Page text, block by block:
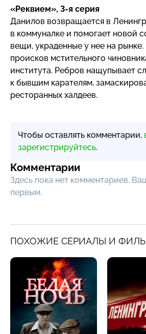
«Реквием», 3-я серия
Данилов возвращается в
в коммуналке и помогает новой
вещи, украденные у нее на
происков мстительного
института. Ребров нащупывает
к бывшим карателям,
ресторанных халдеев.
Чтобы оставлять комментарии,
зарегистрируйтесь.
Комментарии
Здесь пока нет комментариев,
первым.
ПОХОЖИЕ СЕРИАЛЫ И